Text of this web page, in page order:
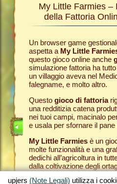
Nelle
nostro
sui
My Little Farmies –
della Fattoria
Un browser game
aspetta a My Little
questo gioco online anche
simulazione fattoria ha
un villaggio aveva nel
falegname, e molto altro.
Questo gioco di fattoria
una redditizia catena
nei tuoi campi, macinalo
e usala per sfornare il
My Little Farmiesè un
molte funzionalità e una
dedichi all’agricoltura in
dalla coltivazione degli
upjers (Note Legali) utilizza i